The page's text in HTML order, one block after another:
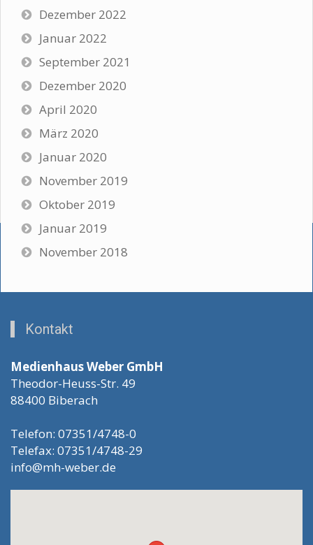
Dezember 2022
Januar 2022
September 2021
Dezember 2020
April 2020
März 2020
Januar 2020
November 2019
Oktober 2019
Januar 2019
November 2018
Kontakt
Medienhaus Weber GmbH
Theodor-Heuss-Str. 49
88400 Biberach
Telefon: 07351/4748-0
Telefax: 07351/4748-29
info@mh-weber.de